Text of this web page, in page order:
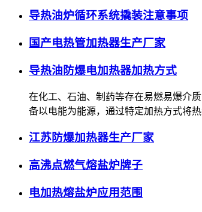
导热油炉循环系统撬装注意事项
国产电热管加热器生产厂家
导热油防爆电加热器加热方式
在化工、石油、制药等存在易燃易爆介
备以电能为能源，通过特定加热方式将
江苏防爆加热器生产厂家
高沸点燃气熔盐炉牌子
电加热熔盐炉应用范围